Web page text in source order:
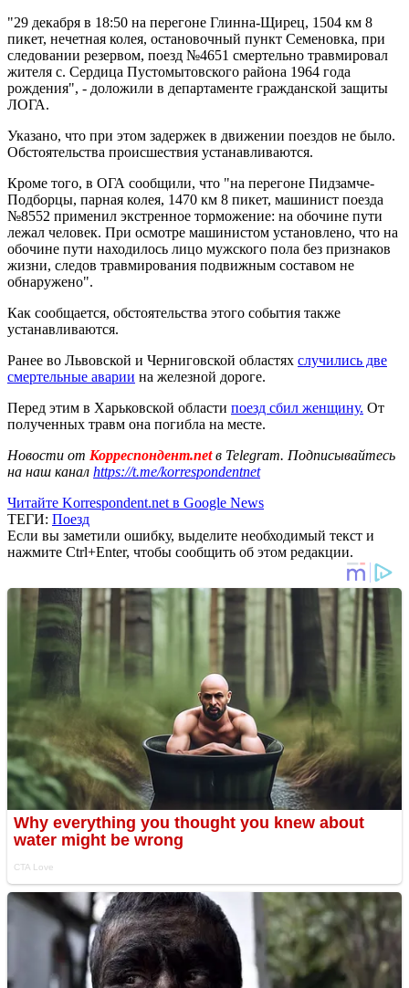
"29 декабря в 18:50 на перегоне Глинна-Щирец, 1504 км 8
пикет, нечетная колея, остановочный пункт Семеновка, при
следовании резервом, поезд №4651 смертельно травмировал
жителя с. Сердица Пустомытовского района 1964 года
рождения", - доложили в департаменте гражданской защиты
ЛОГА.
Указано, что при этом задержек в движении поездов не было.
Обстоятельства происшествия устанавливаются.
Кроме того, в ОГА сообщили, что "на перегоне Пидзамче-
Подборцы, парная колея, 1470 км 8 пикет, машинист поезда
№8552 применил экстренное торможение: на обочине пути
лежал человек. При осмотре машинистом установлено, что на
обочине пути находилось лицо мужского пола без признаков
жизни, следов травмирования подвижным составом не
обнаружено".
Как сообщается, обстоятельства этого события также
устанавливаются.
Ранее во Львовской и Черниговской областях случились две
смертельные аварии на железной дороге.
Перед этим в Харьковской области поезд сбил женщину. От
полученных травм она погибла на месте.
Новости от Корреспондент.netв Telegram. Подписывайтесь
на наш канал https://t.me/korrespondentnet
Читайте Korrespondent.net в Google News
ТЕГИ: Поезд
Если вы заметили ошибку, выделите необходимый текст и
нажмите Ctrl+Enter, чтобы сообщить об этом редакции.